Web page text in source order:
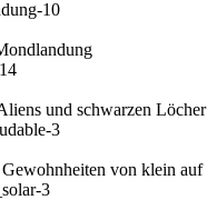
und schwarzen Löcher
von klein auf